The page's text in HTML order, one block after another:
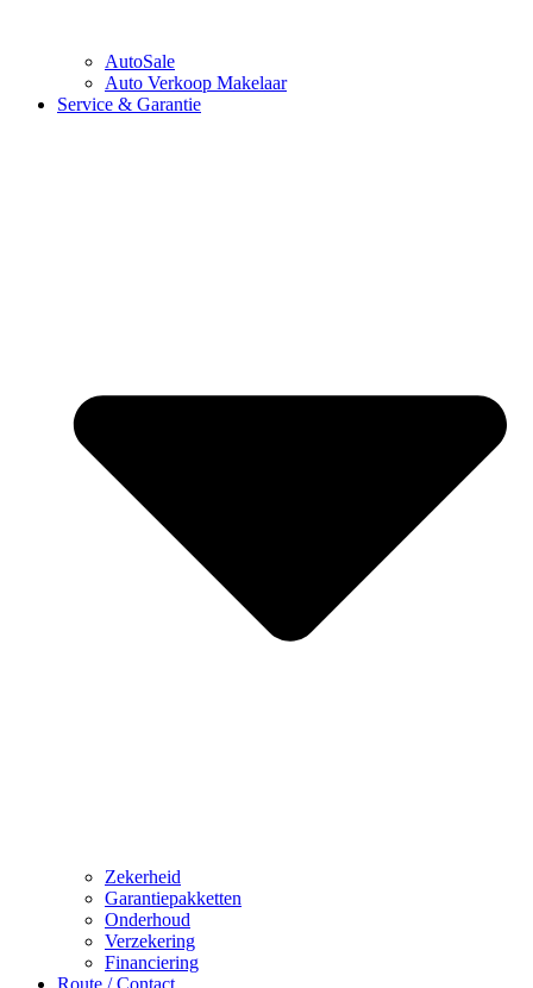
AutoSale
Auto Verkoop Makelaar
Service & Garantie
Zekerheid
Garantiepakketten
Onderhoud
Verzekering
Financiering